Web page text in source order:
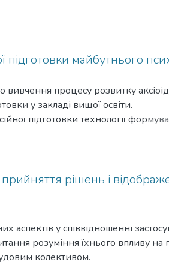
підготовки майбутнього
процесу розвитку
у закладі вищої освіти.
підготовки технології
його інтеграла
ціннісної самосвідомості
власної
дає змогу майбутньому
здійснювати усвідомлені
самодостатності й
рішень і
у співвідношенні
розуміння їхнього впливу на
колективом.